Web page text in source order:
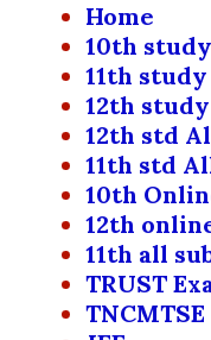
Home
10th
11th
12th
12th std
11th std
10th
12th
11th all
TRUST
TNCMTSE